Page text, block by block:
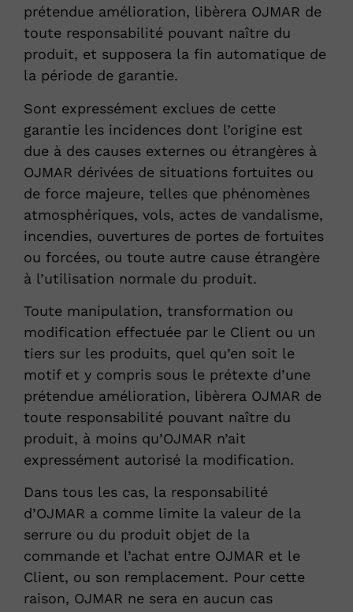
prétendue amélioration, libèrera OJMAR de
toute responsabilité pouvant naître du
produit, et supposera la fin automatique de
la période de garantie.
Sont expressément exclues de cette
garantie les incidences dont l’origine est
due à des causes externes ou étrangères à
OJMAR dérivées de situations fortuites ou
de force majeure, telles que phénomènes
atmosphériques, vols, actes de vandalisme,
incendies, ouvertures de portes de fortuites
ou forcées, ou toute autre cause étrangère
à l’utilisation normale du produit.
Toute manipulation, transformation ou
modification effectuée par le Client ou un
tiers sur les produits, quel qu’en soit le
motif et y compris sous le prétexte d’une
prétendue amélioration, libèrera OJMAR de
toute responsabilité pouvant naître du
produit, à moins qu’OJMAR n’ait
expressément autorisé la modification.
Dans tous les cas, la responsabilité
d’OJMAR a comme limite la valeur de la
serrure ou du produit objet de la
commande et l’achat entre OJMAR et le
Client, ou son remplacement. Pour cette
raison, OJMAR ne sera en aucun cas